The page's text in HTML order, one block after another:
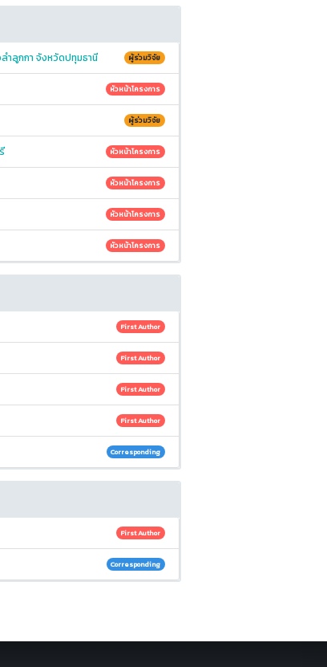
ลูกกา จังหวัดปทุมธานี ผู้ร่วมวิจัย
หัวหน้าโครงการ
ผู้ร่วมวิจัย
หัวหน้าโครงการ
หัวหน้าโครงการ
หัวหน้าโครงการ
หัวหน้าโครงการ
First Author
First Author
First Author
First Author
Corresponding
First Author
Corresponding